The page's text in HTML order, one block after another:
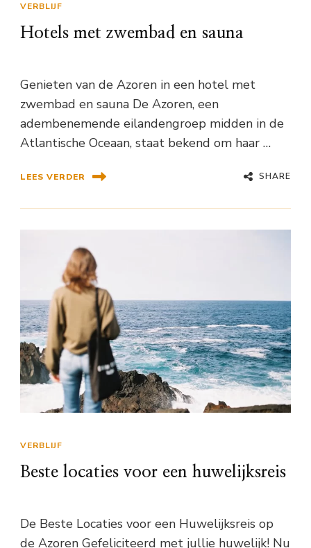
VERBLIJF
Hotels met zwembad en sauna
Genieten van de Azoren in een hotel met
zwembad en sauna De Azoren, een
adembenemende eilandengroep midden in de
Atlantische Oceaan, staat bekend om haar …
LEES VERDER SHARE
VERBLIJF
Beste locaties voor een huwelijksreis
De Beste Locaties voor een Huwelijksreis op
de Azoren Gefeliciteerd met jullie huwelijk! Nu